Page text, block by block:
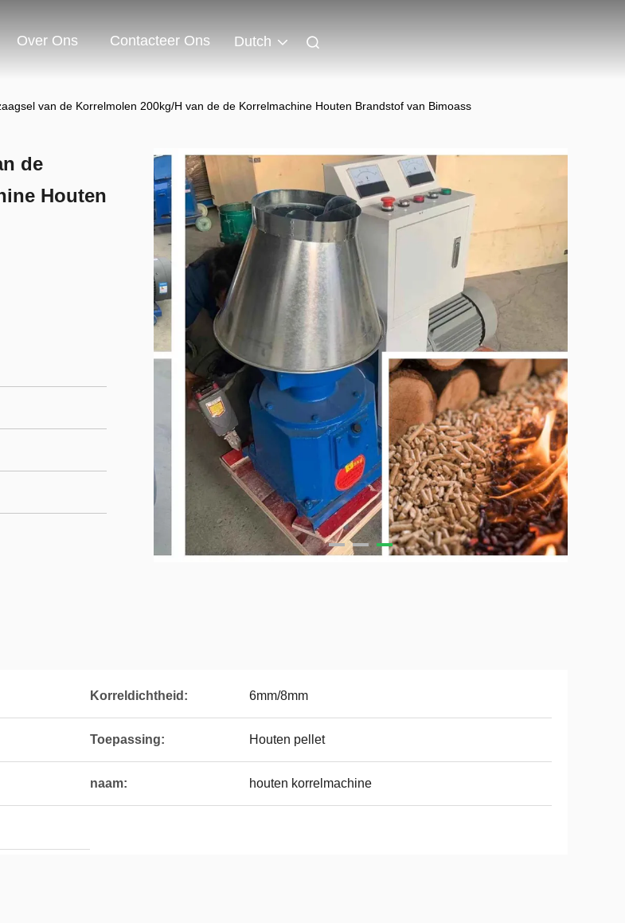
Over Ons Contacteer Ons Dutch
van de Korrelmolen 200kg/H van de de Korrelmachine Houten Brandstof van Bimoass
de
Houten
Korreldichtheid: 6mm/8mm
Toepassing: Houten pellet
naam: houten korrelmachine